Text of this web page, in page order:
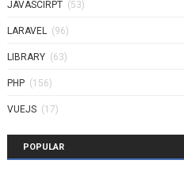
JAVASCIRPT (53)
LARAVEL (96)
LIBRARY (63)
PHP (156)
VUEJS (17)
POPULAR